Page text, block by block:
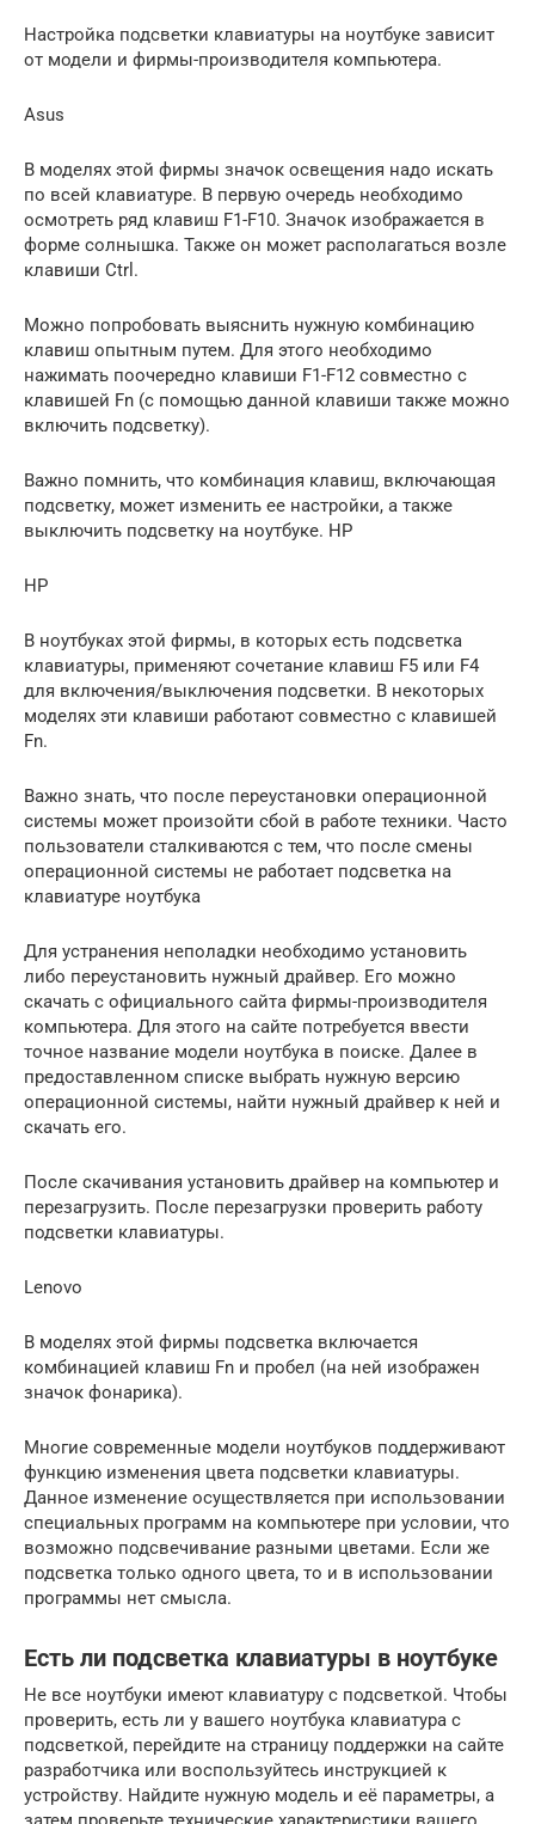
Настройка подсветки клавиатуры на ноутбуке зависит
от модели и фирмы-производителя компьютера.
Asus
В моделях этой фирмы значок освещения надо искать
по всей клавиатуре. В первую очередь необходимо
осмотреть ряд клавиш F1-F10. Значок изображается в
форме солнышка. Также он может располагаться возле
клавиши Ctrl.
Можно попробовать выяснить нужную комбинацию
клавиш опытным путем. Для этого необходимо
нажимать поочередно клавиши F1-F12 совместно с
клавишей Fn (с помощью данной клавиши также можно
включить подсветку).
Важно помнить, что комбинация клавиш, включающая
подсветку, может изменить ее настройки, а также
выключить подсветку на ноутбуке. HP
HP
В ноутбуках этой фирмы, в которых есть подсветка
клавиатуры, применяют сочетание клавиш F5 или F4
для включения/выключения подсветки. В некоторых
моделях эти клавиши работают совместно с клавишей
Fn.
Важно знать, что после переустановки операционной
системы может произойти сбой в работе техники. Часто
пользователи сталкиваются с тем, что после смены
операционной системы не работает подсветка на
клавиатуре ноутбука
Для устранения неполадки необходимо установить
либо переустановить нужный драйвер. Его можно
скачать с официального сайта фирмы-производителя
компьютера. Для этого на сайте потребуется ввести
точное название модели ноутбука в поиске. Далее в
предоставленном списке выбрать нужную версию
операционной системы, найти нужный драйвер к ней и
скачать его.
После скачивания установить драйвер на компьютер и
перезагрузить. После перезагрузки проверить работу
подсветки клавиатуры.
Lenovo
В моделях этой фирмы подсветка включается
комбинацией клавиш Fn и пробел (на ней изображен
значок фонарика).
Многие современные модели ноутбуков поддерживают
функцию изменения цвета подсветки клавиатуры.
Данное изменение осуществляется при использовании
специальных программ на компьютере при условии, что
возможно подсвечивание разными цветами. Если же
подсветка только одного цвета, то и в использовании
программы нет смысла.
Есть ли подсветка клавиатуры в ноутбуке
Не все ноутбуки имеют клавиатуру с подсветкой. Чтобы
проверить, есть ли у вашего ноутбука клавиатура с
подсветкой, перейдите на страницу поддержки на сайте
разработчика или воспользуйтесь инструкцией к
устройству. Найдите нужную модель и её параметры, а